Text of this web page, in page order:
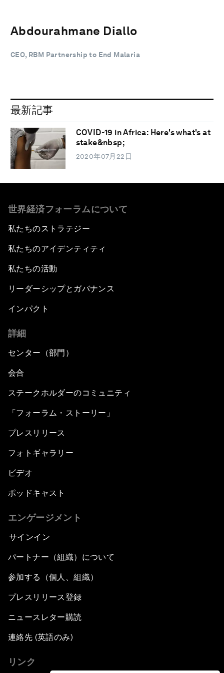
Abdourahmane Diallo
CEO, RBM Partnership to End Malaria
最新記事
COVID-19 in Africa: Here's what's at
stake&nbsp;
2020年07月22日
世界経済フォーラムについて
私たちのストラテジー
私たちのアイデンティティ
私たちの活動
リーダーシップとガバナンス
インパクト
詳細
センター（部門）
会合
ステークホルダーのコミュニティ
「フォーラム・ストーリー」
プレスリリース
フォトギャラリー
ビデオ
ポッドキャスト
エンゲージメント
サインイン
パートナー（組織）について
参加する（個人、組織）
プレスリリース登録
ニュースレター購読
連絡先 (英語のみ)
リンク